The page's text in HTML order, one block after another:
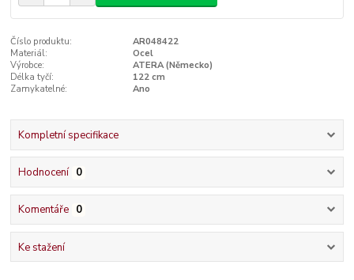
Číslo produktu:
AR048422
Materiál:
Ocel
Výrobce:
ATERA (Německo)
Délka tyčí:
122 cm
Zamykatelné:
Ano
Kompletní specifikace
Hodnocení 0
Komentáře 0
Ke stažení